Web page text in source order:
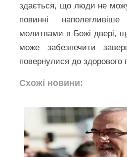
здається, що люди не
повинні
молитвами в Божі двері,
може забезпечити
повернулися до здорового
Схожі новини: